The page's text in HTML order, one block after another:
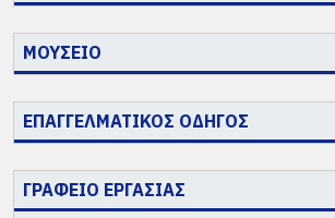
ΜΟΥΣΕΙΟ
ΕΠΑΓΓΕΛΜΑΤΙΚΟΣ ΟΔΗΓΟΣ
ΓΡΑΦΕΙΟ ΕΡΓΑΣΙΑΣ